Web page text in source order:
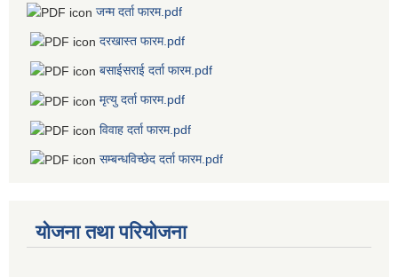
जन्म दर्ता फारम.pdf
दरखास्त फारम.pdf
बसाईसराई दर्ता फारम.pdf
मृत्यु दर्ता फारम.pdf
विवाह दर्ता फारम.pdf
सम्बन्धविच्छेद दर्ता फारम.pdf
योजना तथा परियोजना